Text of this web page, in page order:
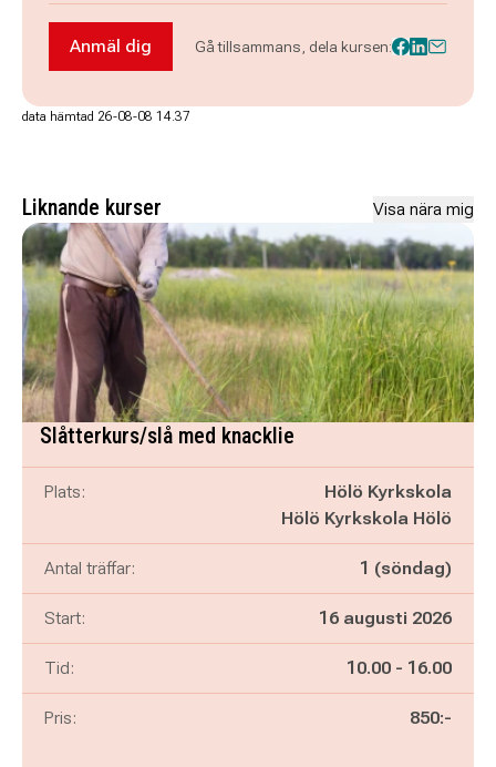
Anmäl dig till Lär dig kompa på akustisk gitarr
Anmäl dig Gå tillsammans, dela kursen:
data hämtad 26-08-08 14.37
Liknande kurser Visa nära mig
Slåtterkurs/slå med knacklie
Plats:
Hölö Kyrkskola
Hölö Kyrkskola Hölö
Antal träffar: 1 (söndag)
Start: 16 augusti 2026
Tid: Pågår mellan
10.00 - och
16.00
Pris: 850:-